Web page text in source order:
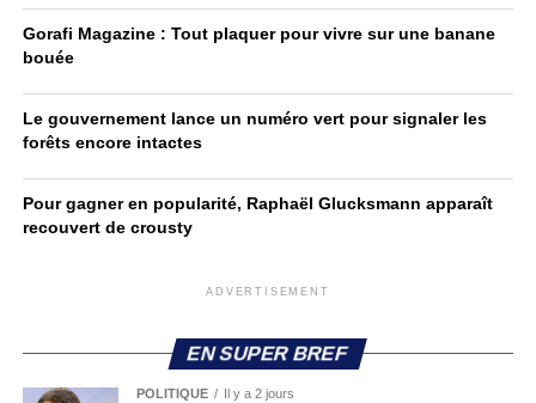
Gorafi Magazine : Tout plaquer pour vivre sur une banane
bouée
Le gouvernement lance un numéro vert pour signaler les
forêts encore intactes
Pour gagner en popularité, Raphaël Glucksmann apparaît
recouvert de crousty
ADVERTISEMENT
EN SUPER BREF
POLITIQUE Il y a 2 jours